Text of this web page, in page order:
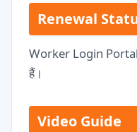
Renewal
Worker Login
हैं।
Video Guide